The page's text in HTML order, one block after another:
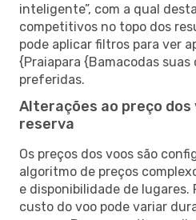
inteligente”, com a qual
competitivos no topo dos
pode aplicar filtros para ver
{Praiapara {Bamacodas suas
preferidas.
Alterações ao preço dos
reserva
Os preços dos voos são
algoritmo de preços
e disponibilidade de lugares.
custo do voo pode variar